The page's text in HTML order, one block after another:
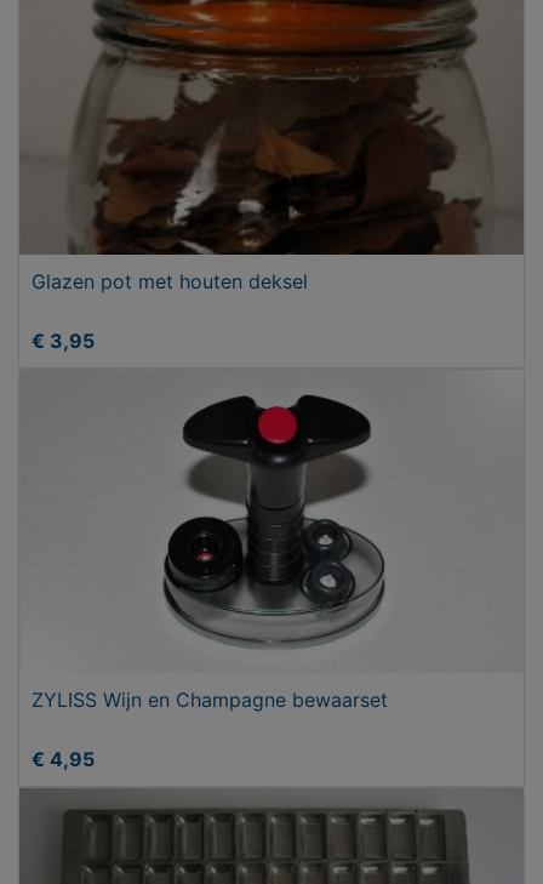
Glazen pot met houten deksel
€ 3,95
ZYLISS Wijn en Champagne bewaarset
€ 4,95